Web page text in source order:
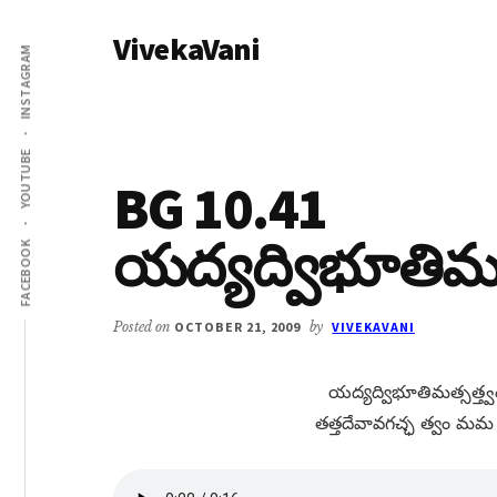
main
content
primary
sidebar
Additional
menu
FACEBOOK
YOUTUBE
INSTAGRAM VivekaVani
BG 10.41
Posted on OCTOBER 21, 2009 by VIVEKAVANI
తత్తదేవావగచ్ఛ త్వం